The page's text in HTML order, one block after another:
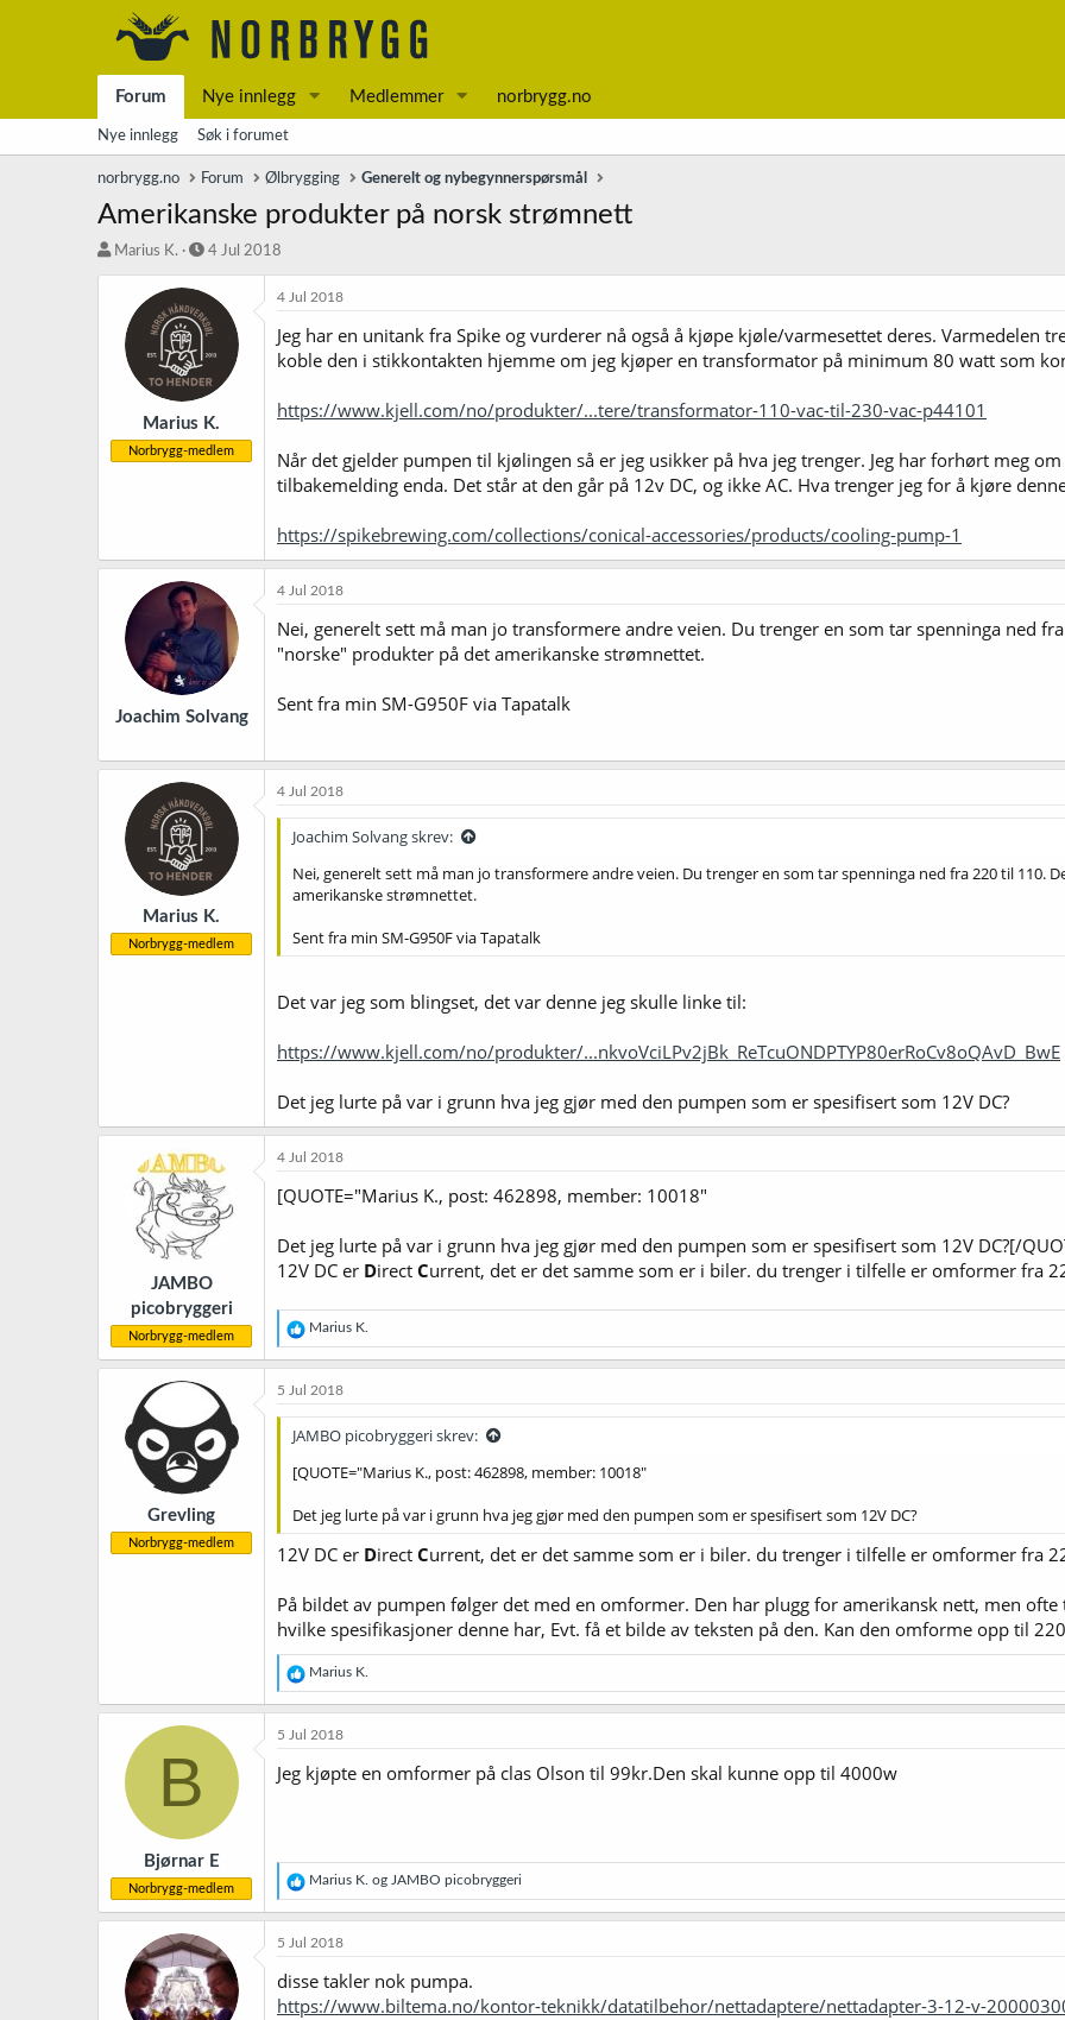
Forum Nye innlegg Medlemmer norbrygg.no
Nye innlegg Søk i forumet
norbrygg.no Forum Ølbrygging Generelt og nybegynnerspørsmål
Amerikanske produkter på norsk strømnett
T
e
r
Marius K.
S
a
t
d
a
t
o
4 Jul 2018
Marius K.
Norbrygg-medlem
4 Jul 2018
Jeg har en unitank fra Spike og vurderer nå også å kjøpe kjøle/varmesettet deres. Varmedelen
koble den i stikkontakten hjemme om jeg kjøper en transformator på minimum 80 watt som
https://www.kjell.com/no/produkter/...tere/transformator-110-vac-til-230-vac-p44101
Når det gjelder pumpen til kjølingen så er jeg usikker på hva jeg trenger. Jeg har forhørt meg
tilbakemelding enda. Det står at den går på 12v DC, og ikke AC. Hva trenger jeg for å kjøre
https://spikebrewing.com/collections/conical-accessories/products/cooling-pump-1
Joachim Solvang
4 Jul 2018
Nei, generelt sett må man jo transformere andre veien. Du trenger en som tar spenninga ned
"norske" produkter på det amerikanske strømnettet.
Sent fra min SM-G950F via Tapatalk
Marius K.
Norbrygg-medlem
4 Jul 2018
Joachim Solvang skrev:
Nei, generelt sett må man jo transformere andre veien. Du trenger en som tar spenninga ned fra 220 til 110.
amerikanske strømnettet.
Sent fra min SM-G950F via Tapatalk
Det var jeg som blingset, det var denne jeg skulle linke til:
https://www.kjell.com/no/produkter/...nkvoVciLPv2jBk_ReTcuONDPTYP80erRoCv8oQAvD_BwE
Det jeg lurte på var i grunn hva jeg gjør med den pumpen som er spesifisert som 12V DC?
JAMBO
picobryggeri
Norbrygg-medlem
4 Jul 2018
[QUOTE="Marius K., post: 462898, member: 10018"
Det jeg lurte på var i grunn hva jeg gjør med den pumpen som er spesifisert som 12V DC?[/
12V DC er Direct Current, det er det samme som er i biler. du trenger i tilfelle er omformer fra
R
e
a
k
j
o
e
:
Marius K.
Grevling
Norbrygg-medlem
5 Jul 2018
JAMBO picobryggeri skrev:
[QUOTE="Marius K., post: 462898, member: 10018"
Det jeg lurte på var i grunn hva jeg gjør med den pumpen som er spesifisert som 12V DC?
12V DC er Direct Current, det er det samme som er i biler. du trenger i tilfelle er omformer fra
På bildet av pumpen følger det med en omformer. Den har plugg for amerikansk nett, men
hvilke spesifikasjoner denne har, Evt. få et bilde av teksten på den. Kan den omforme opp til
R
e
a
k
j
o
:
Marius K.
B
Bjørnar E
Norbrygg-medlem
5 Jul 2018
Jeg kjøpte en omformer på clas Olson til 99kr.Den skal kunne opp til 4000w
R
e
a
k
o
n
Marius K. og JAMBO picobryggeri
5 Jul 2018
disse takler nok pumpa.
https://www.biltema.no/kontor-teknikk/datatilbehor/nettadaptere/nettadapter-3-12-v-